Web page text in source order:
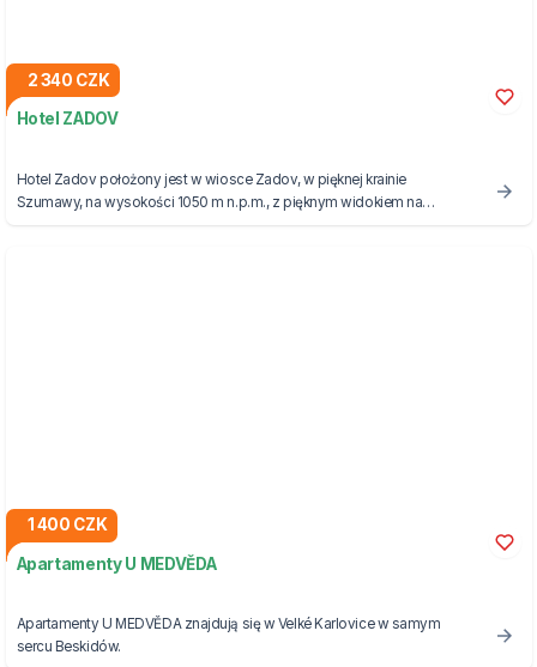
2 340 CZK
Hotel ZADOV
Hotel Zadov położony jest w wiosce Zadov, w pięknej krainie
Szumawy, na wysokości 1050 m n.p.m., z pięknym widokiem na
1 400 CZK
Apartamenty U MEDVĚDA
Apartamenty U MEDVĚDA znajdują się w Velké Karlovice w samym
sercu Beskidów.